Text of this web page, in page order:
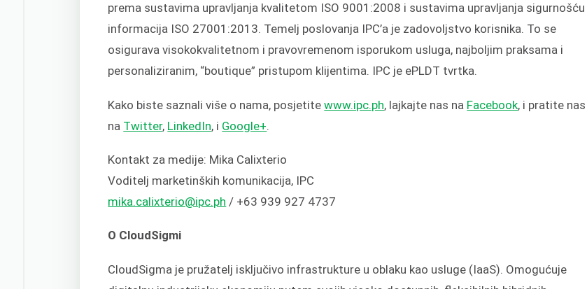
prema sustavima upravljanja kvalitetom ISO 9001:2008 i sustavima upravljanja sigurnošću
informacija ISO 27001:2013. Temelj poslovanja IPC’a je zadovoljstvo korisnika. To se
osigurava visokokvalitetnom i pravovremenom isporukom usluga, najboljim praksama i
personaliziranim, “boutique” pristupom klijentima. IPC je ePLDT tvrtka.
Kako biste saznali više o nama, posjetitewww.ipc.ph, lajkajte nas na Facebook, i pratite nas
na Twitter, LinkedIn, i Google+
Kontakt za medije: Mika Calixterio
Voditelj marketinških komunikacija, IPC
mika.calixterio@ipc.ph / +63 939 927 4737
O CloudSigmi
CloudSigma je pružatelj isključivo infrastrukture u oblaku kao usluge (IaaS). Omogućuje